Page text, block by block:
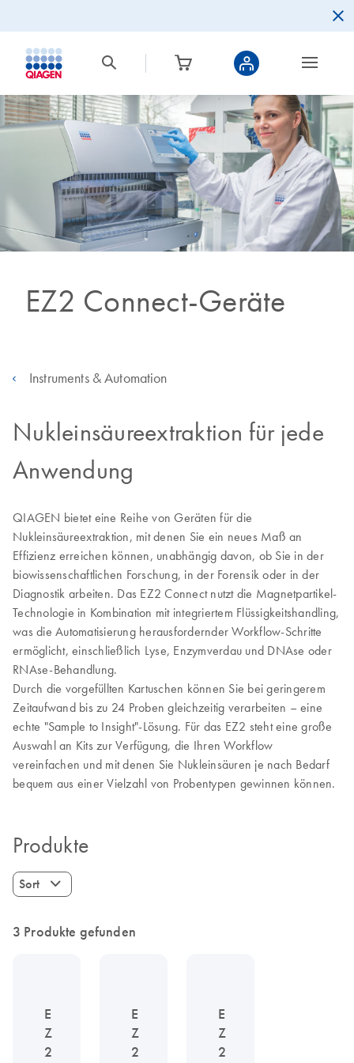
EZ2 Connect-Geräte
Instruments & Automation
Nukleinsäureextraktion für jede
Anwendung
QIAGEN bietet eine Reihe von Geräten für die
Nukleinsäureextraktion, mit denen Sie ein neues Maß an
Effizienz erreichen können, unabhängig davon, ob Sie in der
biowissenschaftlichen Forschung, in der Forensik oder in der
Diagnostik arbeiten. Das EZ2 Connect nutzt die Magnetpartikel-
Technologie in Kombination mit integriertem Flüssigkeitshandling,
was die Automatisierung herausfordernder Workflow-Schritte
ermöglicht, einschließlich Lyse, Enzymverdau und DNAse oder
RNAse-Behandlung.
Durch die vorgefüllten Kartuschen können Sie bei geringerem
Zeitaufwand bis zu 24 Proben gleichzeitig verarbeiten – eine
echte "Sample to Insight"-Lösung. Für das EZ2 steht eine große
Auswahl an Kits zur Verfügung, die Ihren Workflow
vereinfachen und mit denen Sie Nukleinsäuren je nach Bedarf
bequem aus einer Vielzahl von Probentypen gewinnen können.
Produkte
Sort
3 Produkte gefunden
E
Z
2
E
Z
2
E
Z
2